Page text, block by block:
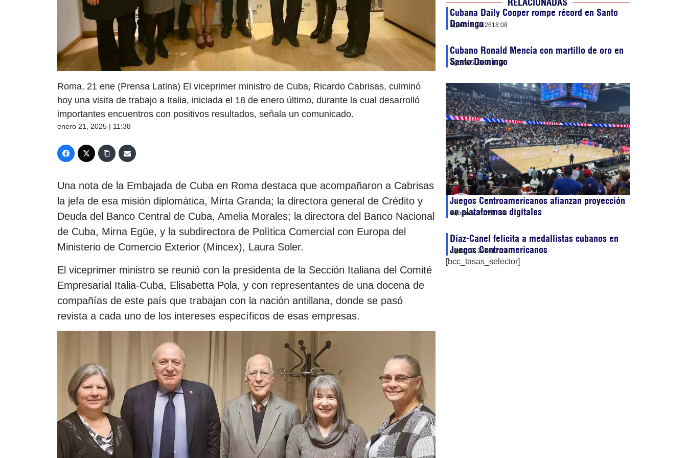
Roma, 21 ene (Prensa Latina) El viceprimer ministro de Cuba, Ricardo Cabrisas, culminó
hoy una visita de trabajo a Italia, iniciada el 18 de enero último, durante la cual desarrolló
importantes encuentros con positivos resultados, señala un comunicado.
enero 21, 2025 | 11:38
Una nota de la Embajada de Cuba en Roma destaca que acompañaron a Cabrisas
la jefa de esa misión diplomática, Mirta Granda; la directora general de Crédito y
Deuda del Banco Central de Cuba, Amelia Morales; la directora del Banco Nacional
de Cuba, Mirna Egüe, y la subdirectora de Política Comercial con Europa del
Ministerio de Comercio Exterior (Mincex), Laura Soler.
El viceprimer ministro se reunió con la presidenta de la Sección Italiana del Comité
Empresarial Italia-Cuba, Elisabetta Pola, y con representantes de una docena de
compañías de este país que trabajan con la nación antillana, donde se pasó
revista a cada uno de los intereses específicos de esas empresas.
RELACIONADAS
Cubana Daily Cooper rompe récord en Santo
Domingo
agosto 5, 202618:08
Cubano Ronald Mencía con martillo de oro en
Santo Domingo
agosto 5, 202617:40
Juegos Centroamericanos afianzan proyección
en plataformas digitales
agosto 5, 202617:28
Díaz-Canel felicita a medallistas cubanos en
Juegos Centroamericanos
agosto 5, 202617:24
[bcc_tasas_selector]